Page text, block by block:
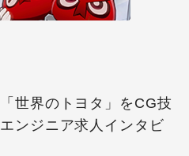
世界のトヨタ」をCG技
ンジニア求人インタビ